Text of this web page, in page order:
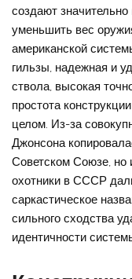
создают
уменьшить вес
американской
гильзы, надежная и
ствола, высокая
простота
целом. Из-за
Джонсона
Советском Союзе, но
охотники в СССР
саркастическое
сильного сходства
идентичности